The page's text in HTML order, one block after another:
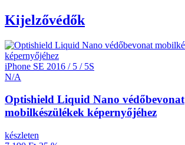
Kijelzővédők
iPhone SE 2016 / 5 / 5S
N/A
Optishield Liquid Nano védőbevonat
mobilkészülékek képernyőjéhez
készleten